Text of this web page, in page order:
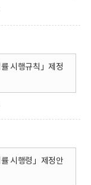
시행규칙」제정
률 시행령」제정안